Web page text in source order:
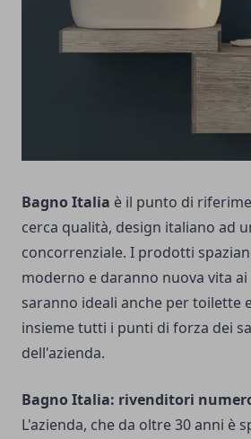
Bagno Italia è il punto di
cerca qualità, design italiano ad
concorrenziale. I prodotti
moderno e daranno nuova vita
saranno ideali anche per toilette
insieme tutti i punti di forza dei
dell'azienda.
Bagno Italia: rivenditori
L'azienda, che da oltre 30 anni è